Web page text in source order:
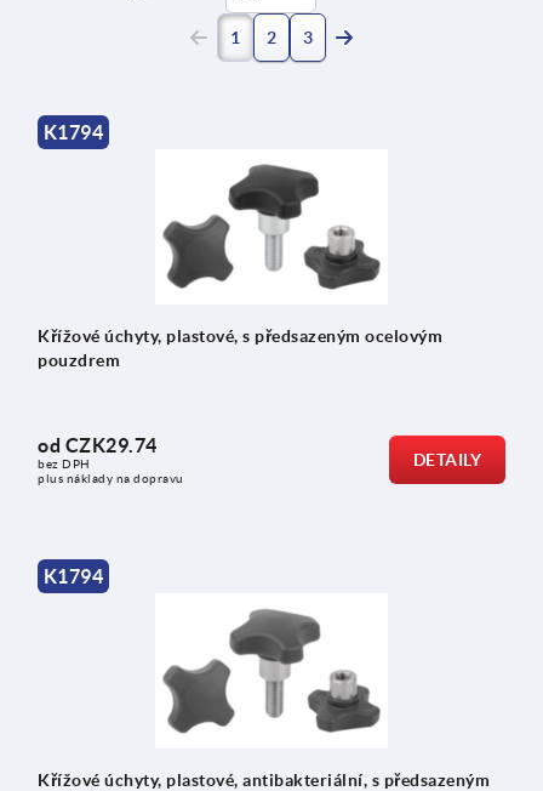
1 (current)
2 3
K1794
Křížové úchyty, plastové, s předsazeným ocelovým
pouzdrem
od CZK29.74
bez DPH
plus náklady na dopravu
DETAILY
K1794
Křížové úchyty, plastové, antibakteriální, s předsazeným